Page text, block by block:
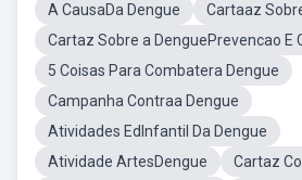
A CausaDa Dengue
Cartaaz
Cartaz Sobre a DenguePrevencao E
5 Coisas Para Combatera Dengue
Campanha Contraa Dengue
Atividades EdInfantil Da Dengue
Atividade ArtesDengue
Cartaz